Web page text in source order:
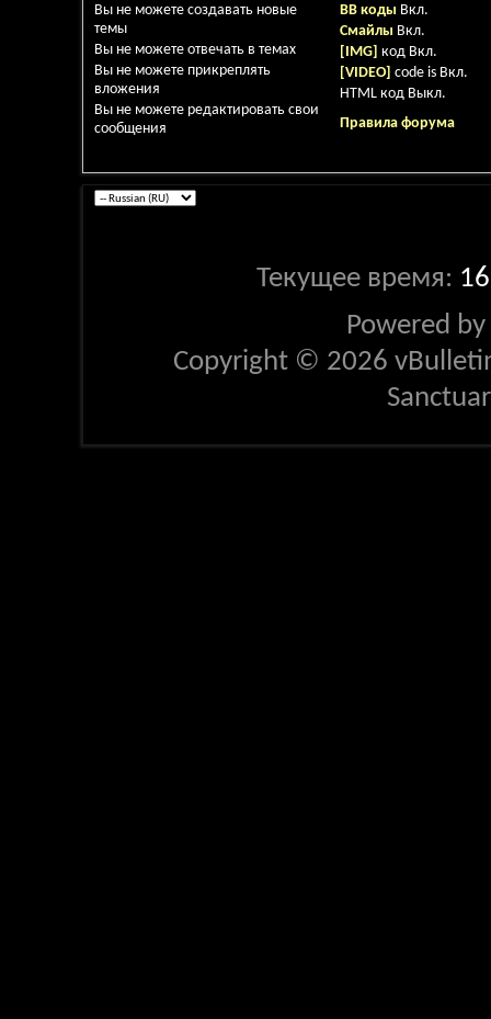
Вы не можете создавать новые
темы
Вы не можете отвечать в темах
Вы не можете прикреплять
вложения
Вы не можете редактировать свои
сообщения
BB коды Вкл.
Смайлы Вкл.
[IMG] код Вкл.
[VIDEO] code is Вкл.
HTML код Выкл.
Правила форума
Текущее время:
Powered by
Copyright © 2026